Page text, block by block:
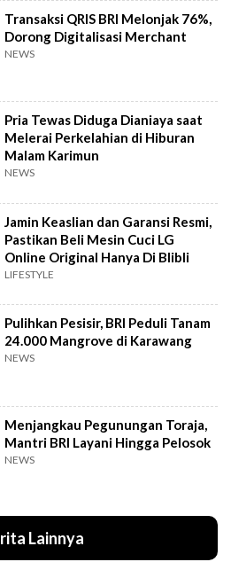
Transaksi QRIS BRI Melonjak 76%,
Dorong Digitalisasi Merchant
NEWS
Pria Tewas Diduga Dianiaya saat
Melerai Perkelahian di Hiburan
Malam Karimun
NEWS
Jamin Keaslian dan Garansi Resmi,
Pastikan Beli Mesin Cuci LG
Online Original Hanya Di Blibli
LIFESTYLE
Pulihkan Pesisir, BRI Peduli Tanam
24.000 Mangrove di Karawang
NEWS
Menjangkau Pegunungan Toraja,
Mantri BRI Layani Hingga Pelosok
NEWS
Lainnya